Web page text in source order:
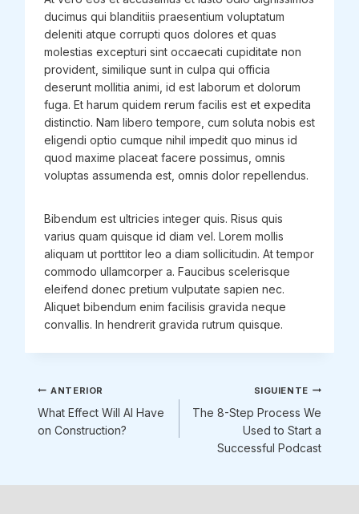
ducimus qui blanditiis praesentium voluptatum
deleniti atque corrupti quos dolores et quas
molestias excepturi sint occaecati cupiditate non
provident, similique sunt in culpa qui officia
deserunt mollitia animi, id est laborum et dolorum
fuga. Et harum quidem rerum facilis est et expedita
distinctio. Nam libero tempore, cum soluta nobis est
eligendi optio cumque nihil impedit quo minus id
quod maxime placeat facere possimus, omnis
voluptas assumenda est, omnis dolor repellendus.
Bibendum est ultricies integer quis. Risus quis
varius quam quisque id diam vel. Lorem mollis
aliquam ut porttitor leo a diam sollicitudin. At tempor
commodo ullamcorper a. Faucibus scelerisque
eleifend donec pretium vulputate sapien nec.
Aliquet bibendum enim facilisis gravida neque
convallis. In hendrerit gravida rutrum quisque.
Navegación
de
ANTERIOR
What Effect Will AI Have
on Construction?
SIGUIENTE
The 8-Step Process We
Used to Start a
Successful Podcast